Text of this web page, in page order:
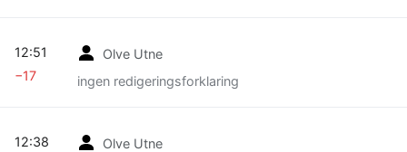
Olve Utne
ingen redigeringsforklaring
12:51
−17
Olve Utne
12:38